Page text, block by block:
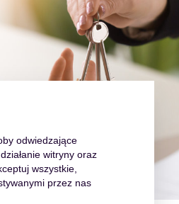
odwiedzające
witryny oraz
wszystkie,
przez nas